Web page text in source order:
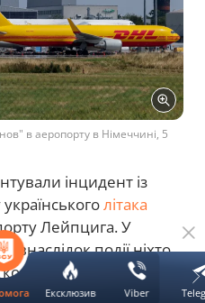
в аеропорту в Німеччині, 5
інцидент із
літака
Лейпцига. У
внаслідок події ніхто
"Антонов" не
проводять
Ексклюзив Viber